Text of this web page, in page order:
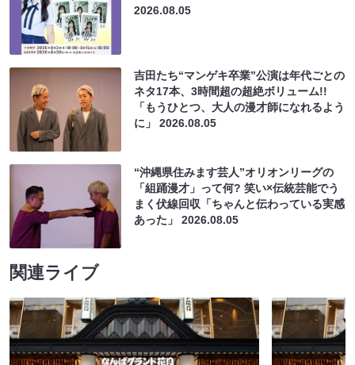
2026.08.05
吉田たち“マンゲキ卒業”公演は年代ごとの
ネタ17本、3時間超の超絶ボリューム!!
「もうひとつ、大人の漫才師になれるよう
に」2026.08.05
“沖縄県住みます芸人”オリオンリーグの
「組踊漫才」って何? 笑い×伝統芸能でう
まく伏線回収「ちゃんと伝わっている実感
あった」2026.08.05
関連ライブ